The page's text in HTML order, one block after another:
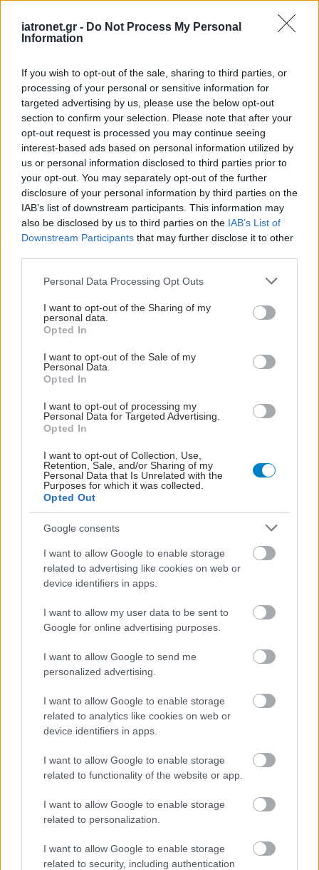
iatronet.gr - Do Not Process My Personal
Information
If you wish to opt-out of the sale, sharing to third parties, or
processing of your personal or sensitive information for
targeted advertising by us, please use the below opt-out
section to confirm your selection. Please note that after your
opt-out request is processed you may continue seeing
interest-based ads based on personal information utilized by
us or personal information disclosed to third parties prior to
your opt-out. You may separately opt-out of the further
disclosure of your personal information by third parties on the
IAB’s list of downstream participants. This information may
also be disclosed by us to third parties on the IAB’s List of
Downstream Participants that may further disclose it to other
Please note that this website/app uses one or more Google
not limited to your visit or usage behaviour. You may click to
grant or deny consent to Google and its third-party tags to
use your data for below specified purposes in below Google
consent section.
Personal Data Processing Opt Outs
I want to opt-out of the Sharing of my
personal data.
Opted In
I want to opt-out of the Sale of my
Personal Data.
Opted In
I want to opt-out of processing my
Personal Data for Targeted Advertising.
Opted In
I want to opt-out of Collection, Use,
Retention, Sale, and/or Sharing of my
Personal Data that Is Unrelated with the
Purposes for which it was collected.
Opted Out
Google consents
I want to allow Google to enable storage
related to advertising like cookies on web or
device identifiers in apps.
I want to allow my user data to be sent to
Google for online advertising purposes.
I want to allow Google to send me
personalized advertising.
I want to allow Google to enable storage
related to analytics like cookies on web or
device identifiers in apps.
I want to allow Google to enable storage
related to functionality of the website or app.
I want to allow Google to enable storage
related to personalization.
I want to allow Google to enable storage
related to security, including authentication
ΜΠΕΙΤΕ ΣΤΗ ΣΥΖΗΤΗΣΗ
Loading...